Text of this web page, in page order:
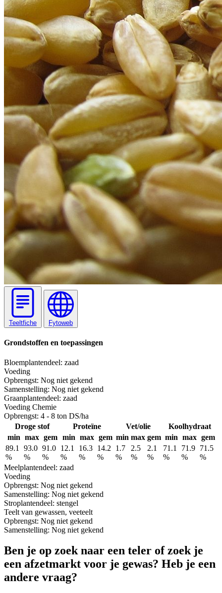
Teeltfiche Fytoweb
Grondstoffen en toepassingen
Bloemplantendeel: zaad
Voeding
Opbrengst: Nog niet gekend
Samenstelling: Nog niet gekend
Graanplantendeel: zaad
Voeding Chemie
Opbrengst: 4 - 8 ton DS/ha
Droge stof
Proteïne Vet/olie
Koolhydraat
min max gem min max gem min max gem min max gem
89.1
%
93.0
%
91.0
%
12.1
%
16.3
%
14.2
%
1.7
%
2.5
%
2.1
%
71.1
%
71.9
%
71.5
%
Meelplantendeel: zaad
Voeding
Opbrengst: Nog niet gekend
Samenstelling: Nog niet gekend
Stroplantendeel: stengel
Teelt van gewassen, veeteelt
Opbrengst: Nog niet gekend
Samenstelling: Nog niet gekend
Ben je op zoek naar een teler of zoek je
een afzetmarkt voor je gewas? Heb je een
andere vraag?